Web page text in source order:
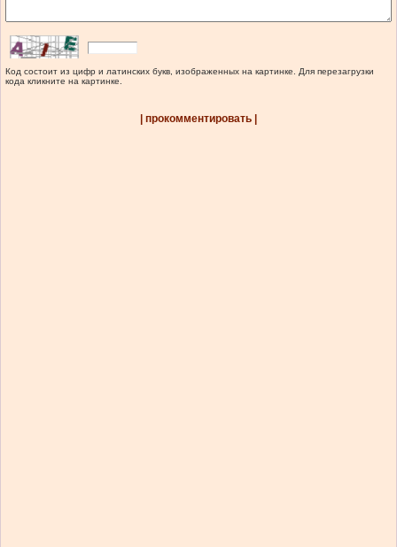
Код состоит из цифр и латинских букв, изображенных на картинке. Для перезагрузки
кода кликните на картинке.
| прокомментировать |